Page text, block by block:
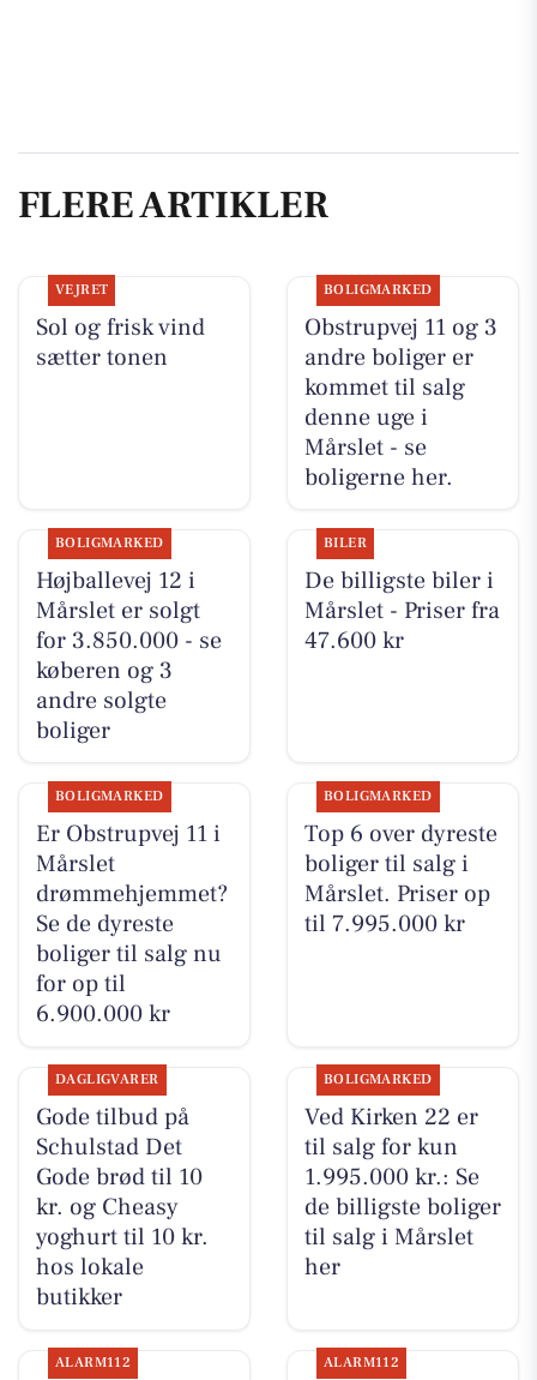
FLERE ARTIKLER
VEJRET
Sol og frisk vind
sætter tonen
BOLIGMARKED
Obstrupvej 11 og 3
andre boliger er
kommet til salg
denne uge i
Mårslet - se
boligerne her.
BOLIGMARKED
Højballevej 12 i
Mårslet er solgt
for 3.850.000 - se
køberen og 3
andre solgte
boliger
BILER
De billigste biler i
Mårslet - Priser fra
47.600 kr
BOLIGMARKED
Er Obstrupvej 11 i
Mårslet
drømmehjemmet?
Se de dyreste
boliger til salg nu
for op til
6.900.000 kr
BOLIGMARKED
Top 6 over dyreste
boliger til salg i
Mårslet. Priser op
til 7.995.000 kr
DAGLIGVARER
Gode tilbud på
Schulstad Det
Gode brød til 10
kr. og Cheasy
yoghurt til 10 kr.
hos lokale
butikker
BOLIGMARKED
Ved Kirken 22 er
til salg for kun
1.995.000 kr.: Se
de billigste boliger
til salg i Mårslet
her
ALARM112 ALARM112